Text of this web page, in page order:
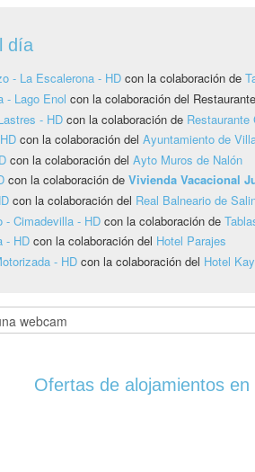
día
- La Escalerona - HD con la colaboración de
- Lago Enol con la colaboración del
- HD con la colaboración de
con la colaboración del Ayuntamiento de
con la colaboración del Ayto Muros de Nalón
con la colaboración de Vivienda Vacacional
con la colaboración del Real Balneario de
- Cimadevilla - HD con la colaboración de
- HD con la colaboración del Hotel Parajes
- HD con la colaboración del Hotel
Ofertas de alojamientos en